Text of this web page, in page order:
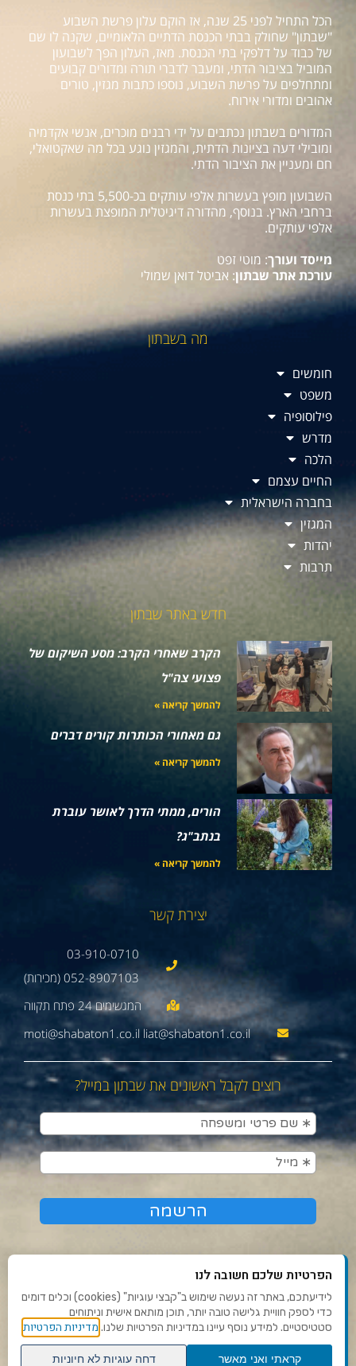
הכל התחיל לפני 25 שנה, אז הוקם עלון פרשת השבוע
"שבתון" שחולק בבתי הכנסת הדתיים הלאומיים, שקנה לו שם
של כבוד על דלפקי בתי הכנסת. מאז, העלון הפך לשבועון
המוביל בציבור הדתי, ומעבר לדברי תורה ומדורים קבועים
ומתחלפים על פרשת השבוע, נוספו כתבות מגזין, טורים
אהובים ומדורי אירוח.
המדורים בשבתון נכתבים על ידי רבנים מוכרים, אנשי אקדמיה
ומובילי דעה בציונות הדתית, והמגזין נוגע בכל מה שאקטואלי,
חם ומעניין את הציבור הדתי.
השבועון מופץ בעשרות אלפי עותקים בכ-5,500 בתי כנסת
ברחבי הארץ. בנוסף, מהדורה דיגיטלית המופצת בעשרות
אלפי עותקים.
מייסד ועורך: מוטי זפט
עורכת אתר שבתון: אביטל דואן שמולי
מה בשבתון
חומשים
משפט
פילוסופיה
מדרש
הלכה
החיים עצמם
בחברה הישראלית
המגזין
יהדות
תרבות
חדש באתר שבתון
הקרב שאחרי הקרב: מסע השיקום של
פצועי צה"ל
להמשך קריאה »
גם מאחורי הכותרות קורים דברים
להמשך קריאה »
הורים, ממתי הדרך לאושר עוברת
בנתב"ג?
להמשך קריאה »
יצירת קשר
03-910-0710
052-8907103 (מכירות)
moti@shabaton1.co.il liat@shabaton1.co.il
רוצים לקבל ראשונים את שבתון במייל?
תנאי שימוש ומדיניות פרטיות
פנו אלינו
הפרטיות שלכם חשובה לנו
לידיעתכם, באתר זה נעשה שימוש ב"קבצי עוגיות" (cookies) וכלים דומים
כדי לספק חוויית גלישה טובה יותר, תוכן מותאם אישית וניתוחים
סטטיסטיים. למידע נוסף עיינו במדיניות הפרטיות שלנו. מדיניות הפרטיות
קראתי ואני מאשר דחה עוגיות לא חיוניות